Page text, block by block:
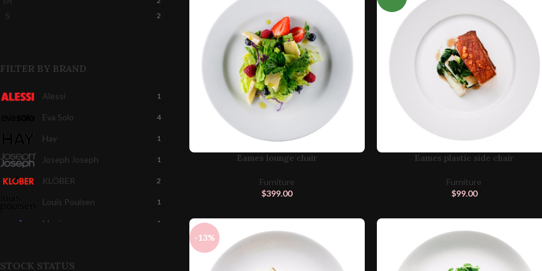
2
FILTER BY BRAND
Alessi 1
Eva Solo 4
Hay 1
Joseph Joseph 1
KLÖBER 2
Louis Poulsen 1
Magisso 1
STOCK STATUS
Eames lounge chair
Furniture
$399.00
Eames plastic side chair
Furniture
$99.00
-13%